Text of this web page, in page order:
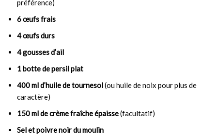
préférence)
6 œufs frais
4 œufs durs
4 gousses d’ail
1 botte de persil plat
400 ml d’huile de tournesol(ou huile de noix pour plus de
caractère)
150 ml de crème fraîche épaisse(facultatif)
Sel et poivre noir du moulin